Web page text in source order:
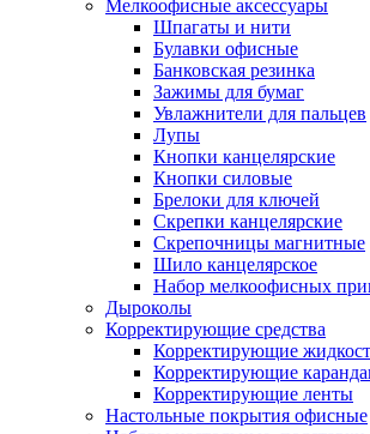
Мелкоофисные аксессуары
Шпагаты и нити
Булавки офисные
Банковская резинка
Зажимы для бумаг
Увлажнители для пальцев
Лупы
Кнопки канцелярские
Кнопки силовые
Брелоки для ключей
Скрепки канцелярские
Скрепочницы магнитные
Шило канцелярское
Набор мелкоофисных
Дыроколы
Корректирующие средства
Корректирующие
Корректирующие
Корректирующие ленты
Настольные покрытия офисные